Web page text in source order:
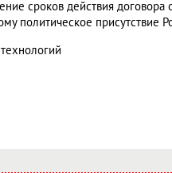
сроков действия
политическое присутствие